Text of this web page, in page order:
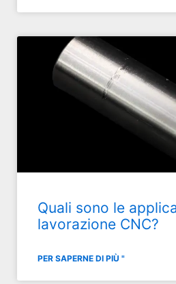
Quali sono le
lavorazione CNC?
PER SAPERNE DI PIÙ "